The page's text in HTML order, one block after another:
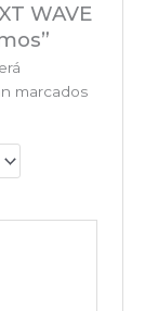
WAVE
marcados